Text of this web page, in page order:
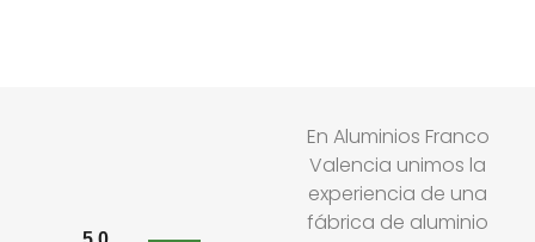
En Aluminios Franco
Valencia unimos la
experiencia de una
fábrica de aluminio